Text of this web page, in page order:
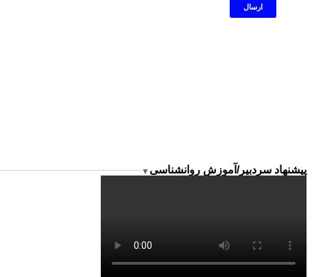
پیشنهاد سردبیر/آموزش روانشناسی ▼